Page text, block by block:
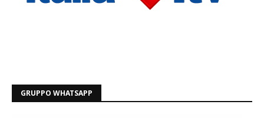
GRUPPO WHATSAPP